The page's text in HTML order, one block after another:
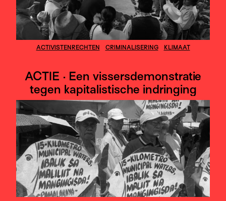
ACTIVISTENRECHTEN CRIMINALISERING KLIMAAT
ACTIE · Een vissersdemonstratie
tegen kapitalistische indringing